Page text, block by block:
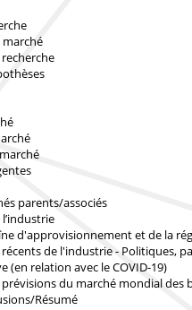
parents/associés
d'approvisionnement et de la
de l'industrie - Politiques,
(en relation avec le COVID-19)
du marché mondial des
Résumé